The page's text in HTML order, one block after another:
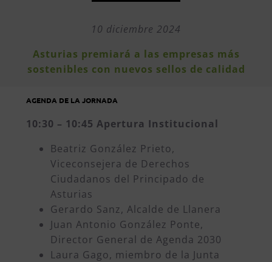
10 diciembre 2024
Asturias premiará a las empresas más
sostenibles con nuevos sellos de calidad
AGENDA DE LA JORNADA
10:30 – 10:45 Apertura Institucional
Beatriz González Prieto,
Viceconsejera de Derechos
Ciudadanos del Principado de
Asturias
Gerardo Sanz, Alcalde de Llanera
Juan Antonio González Ponte,
Director General de Agenda 2030
Laura Gago, miembro de la Junta